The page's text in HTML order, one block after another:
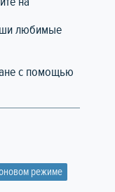
любимые
с помощью
режиме